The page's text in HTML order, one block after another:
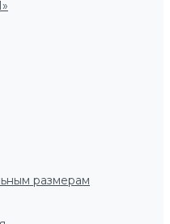
размерам